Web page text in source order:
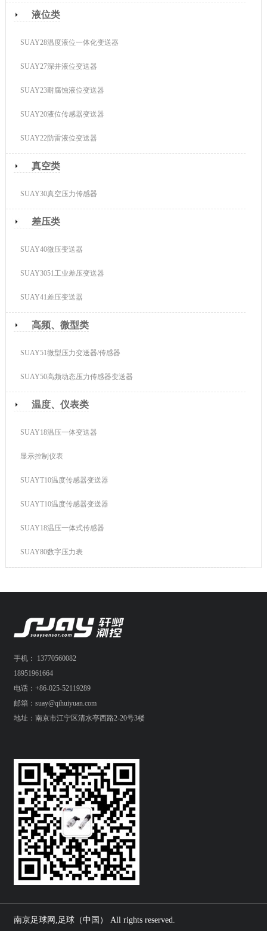
液位类
SUAY28温度液位一体化变送器
SUAY27深井液位变送器
SUAY23耐腐蚀液位变送器
SUAY20液位传感器变送器
SUAY22防雷液位变送器
真空类
SUAY30真空压力传感器
差压类
SUAY40微压变送器
SUAY3051工业差压变送器
SUAY41差压变送器
高频、微型类
SUAY51微型压力变送器/传感器
SUAY50高频动态压力传感器变送器
温度、仪表类
SUAY18温压一体变送器
显示控制仪表
SUAYT10温度传感器变送器
SUAYT10温度传感器变送器
SUAY18温压一体式传感器
SUAY80数字压力表
手机： 13770560082
18951961664
电话：+86-025-52119289
邮箱：suay@qihuiyuan.com
地址：南京市江宁区清水亭西路2-20号3楼
南京足球网,足球（中国） All rights reserved.